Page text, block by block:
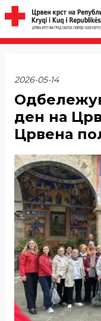
2026-05-14
ден на
Црвена